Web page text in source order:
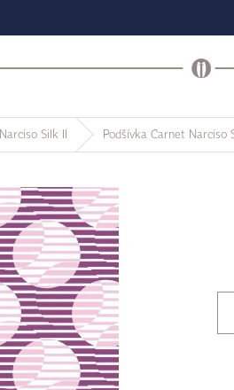
Narciso Silk II Podšívka Carnet Narciso